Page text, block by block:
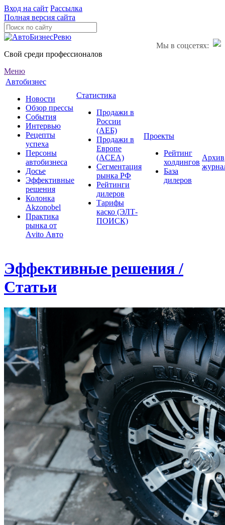
Вход на сайт Рассылка
Полная версия сайта
Мы в соцсетях:
Свой среди профессионалов
Меню
Автобизнес
Новости
Обзор прессы
События
Интервью
Рецепты
успеха
Персоны
автобизнеса
Досье
Эффективные
решения
Колонка
Akzonobel
Практика
рынка от
Аvito Авто
Статистика
Продажи в
России
(АЕБ)
Продажи в
Европе
(ACEA)
Сегментация
рынка РФ
Рейтинги
дилеров
Тарифы
каско (ЭЛТ-
ПОИСК)
Проекты
Рейтинг
холдингов
База
дилеров
Архив
Эффективные решения /
Статьи